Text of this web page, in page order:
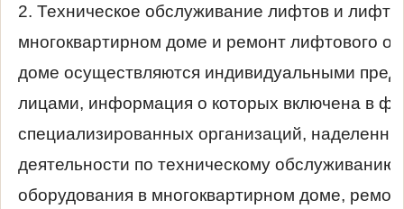
2. Техническое обслуживание лифтов и
многоквартирном доме и ремонт лифтового
доме осуществляются индивидуальными
лицами, информация о которых включена в
специализированных организаций,
деятельности по техническому
оборудования в многоквартирном доме,